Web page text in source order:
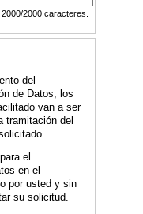
2000/2000 caracteres.
del
de Datos, los
van a ser
tramitación del
el
en el
por usted y sin
su solicitud.